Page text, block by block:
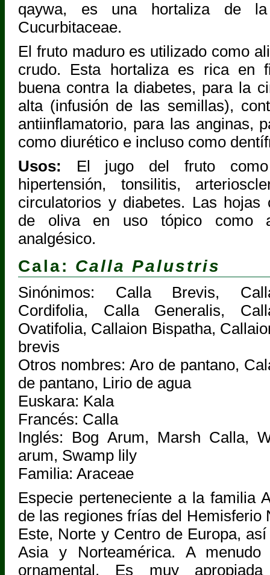
qaywa, es una hortaliza de
Cucurbitaceae.
El fruto maduro es utilizado como
crudo. Esta hortaliza es rica en
buena contra la diabetes, para la
alta (infusión de las semillas),
antiinflamatorio, para las anginas,
como diurético e incluso como
Usos: El jugo del fruto como
hipertensión, tonsilitis,
circulatorios y diabetes. Las hojas
de oliva en uso tópico como
analgésico.
Cala: Calla Palustris
Sinónimos: Calla Brevis,
Cordifolia, Calla Generalis,
Ovatifolia, Callaion Bispatha,
brevis
Otros nombres: Aro de pantano,
de pantano, Lirio de agua
Euskara: Kala
Francés: Calla
Inglés: Bog Arum, Marsh Calla,
arum, Swamp lily
Familia: Araceae
Especie perteneciente a la familia
de las regiones frías del Hemisferio
Este, Norte y Centro de Europa,
Asia y Norteamérica. A
ornamental. Es muy